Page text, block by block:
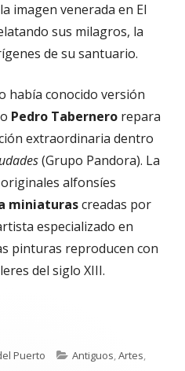
imagen venerada en El
sus milagros, la
de su santuario.
había conocido versión
Pedro Tabernero repara
extraordinaria dentro
(Grupo Pandora). La
alfonsíes
miniaturascreadas por
especializado en
pinturas reproducen con
del siglo XIII.
del Puerto por vez
Puerto Categorías
Antiguos,Artes,